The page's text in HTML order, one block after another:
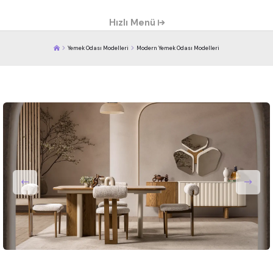
Hızlı Menü
Yemek Odası Modelleri Modern Yemek Odası Modelleri